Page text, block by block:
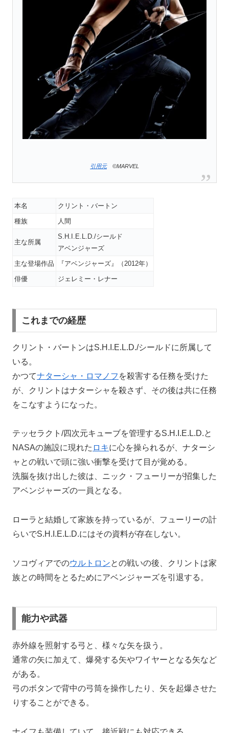
引用元©MARVEL
本名
クリント・バートン
種族
人間
主な所属
S.H.I.E.L.D./シールド
アベンジャーズ
主な登場作品
『アベンジャーズ』（2012年）
俳優
ジェレミー・レナー
これまでの経歴
クリント・バートンはS.H.I.E.L.D./シールドに所属して
いる。
かつてナターシャ・ロマノフ を殺害する任務を受けた
が、クリントはナターシャを殺さず、その後は共に任務
をこなすようになった。
テッセラクト/四次元キューブを管理するS.H.I.E.L.D.と
NASAの施設に現れた ロキに心を操られるが、ナターシ
ャとの戦いで頭に強い衝撃を受けて目が覚める。
洗脳を抜け出した彼は、ニック・フューリーが招集した
アベンジャーズの一員となる。
ローラと結婚して家族を持っているが、フューリーの計
らいでS.H.I.E.L.D.にはその資料が存在しない。
ソコヴィアでのウルトロンとの戦いの後、クリントは家
族との時間をとるためにアベンジャーズを引退する。
能力や武器
赤外線を照射する弓と、様々な矢を扱う。
通常の矢に加えて、爆発する矢やワイヤーとなる矢など
がある。
弓のボタンで背中の弓筒を操作したり、矢を起爆させた
りすることができる。